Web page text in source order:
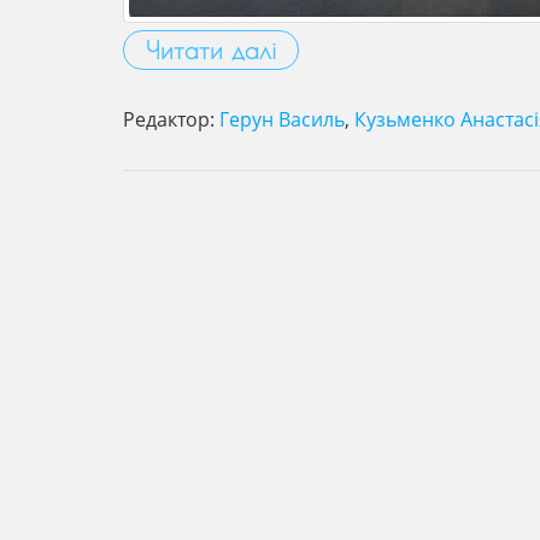
Читати далі
Редактор: Герун Василь, Кузьменко